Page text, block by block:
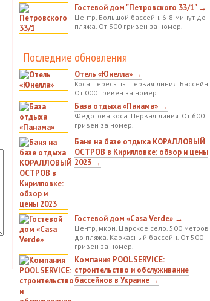
Гостевой дом "Петровского 33/1" →
Центр. Большой бассейн. 6-8 минут до
пляжа. От 300 гривен за номер.
Последние обновления
Отель «Юнелла» →
Коса Пересыпь. Первая линия. Бассейн.
От 000 гривен за номер.
База отдыха «Панама» →
Федотова коса. Первая линия. От 600
гривен за номер.
Баня на базе отдыха КОРАЛЛОВЫЙ
ОСТРОВ в Кирилловке: обзор и цены
2023 →
Гостевой дом «Casa Verde» →
Центр, мкрн. Царское село. 500 метров
до пляжа. Каркасный бассейн. От 500
гривен за номер.
Компания POOLSERVICE:
строительство и обслуживание
бассейнов в Украине →